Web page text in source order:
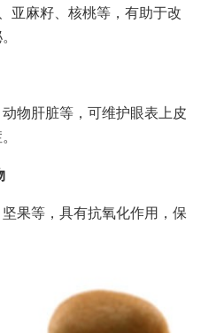
亚麻籽、核桃等，有助于改
物肝脏等，可维护眼表上皮
果等，具有抗氧化作用，保